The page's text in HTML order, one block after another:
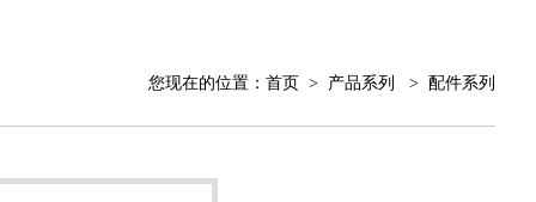
您现在的位置： 首页 > 产品系列 > 配件系列